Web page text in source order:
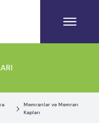
Memranlar ve Memran
Kapları